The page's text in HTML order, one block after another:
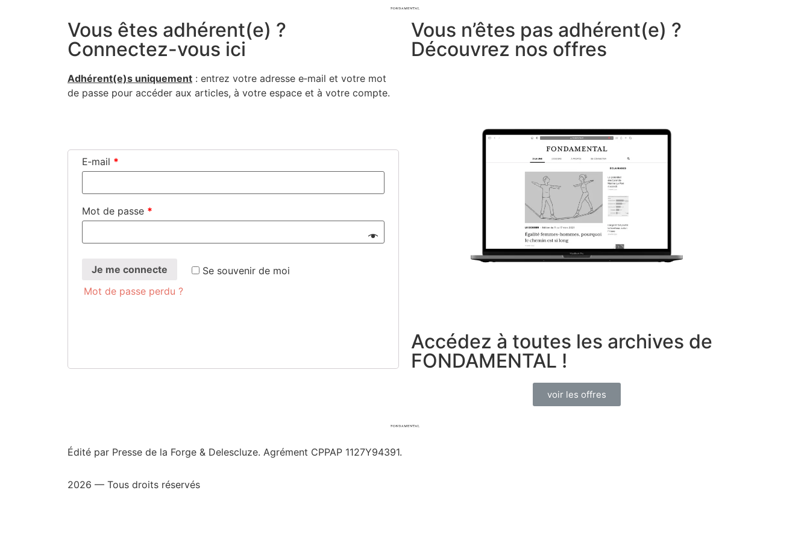
Vous êtes adhérent(e) ?
Connectez-vous ici
Adhérent(e)s uni­que­ment : entrez votre adresse e‑mail et votre mot
de passe pour accé­der aux articles, à votre espace et à votre compte.
E‑mail *
Mot de passe *
Se sou­ve­nir de moi
Je me connecte
Mot de passe perdu ?
Vous n’êtes pas adhérent(e) ?
Découvrez nos offres
Accédez à toutes les archives de
FONDAMENTAL !
voir les offres
Édité par Presse de la Forge & Delescluze. Agrément CPPAP 1127Y94391.
2026 — Tous droits réservés